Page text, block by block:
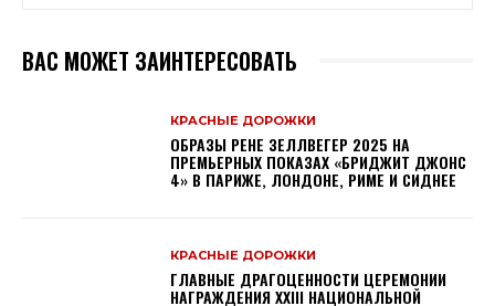
ВАС МОЖЕТ ЗАИНТЕРЕСОВАТЬ
КРАСНЫЕ ДОРОЖКИ
ОБРАЗЫ РЕНЕ ЗЕЛЛВЕГЕР 2025 НА
ПРЕМЬЕРНЫХ ПОКАЗАХ «БРИДЖИТ ДЖОНС
4» В ПАРИЖЕ, ЛОНДОНЕ, РИМЕ И СИДНЕЕ
КРАСНЫЕ ДОРОЖКИ
ГЛАВНЫЕ ДРАГОЦЕННОСТИ ЦЕРЕМОНИИ
НАГРАЖДЕНИЯ XXIII НАЦИОНАЛЬНОЙ